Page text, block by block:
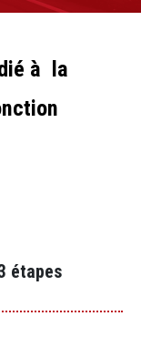
à la
étapes